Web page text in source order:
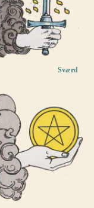
Sværd